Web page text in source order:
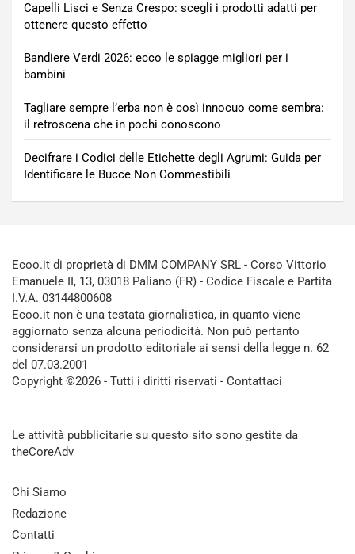
Capelli Lisci e Senza Crespo: scegli i prodotti adatti per
ottenere questo effetto
Bandiere Verdi 2026: ecco le spiagge migliori per i
bambini
Tagliare sempre l’erba non è così innocuo come sembra:
il retroscena che in pochi conoscono
Decifrare i Codici delle Etichette degli Agrumi: Guida per
Identificare le Bucce Non Commestibili
Ecoo.it di proprietà di DMM COMPANY SRL - Corso Vittorio
Emanuele II, 13, 03018 Paliano (FR) - Codice Fiscale e Partita
I.V.A. 03144800608
Ecoo.it non è una testata giornalistica, in quanto viene
aggiornato senza alcuna periodicità. Non può pertanto
considerarsi un prodotto editoriale ai sensi della legge n. 62
del 07.03.2001
Copyright ©2026 - Tutti i diritti riservati - Contattaci
Le attività pubblicitarie su questo sito sono gestite da
theCoreAdv
Chi Siamo
Redazione
Contatti